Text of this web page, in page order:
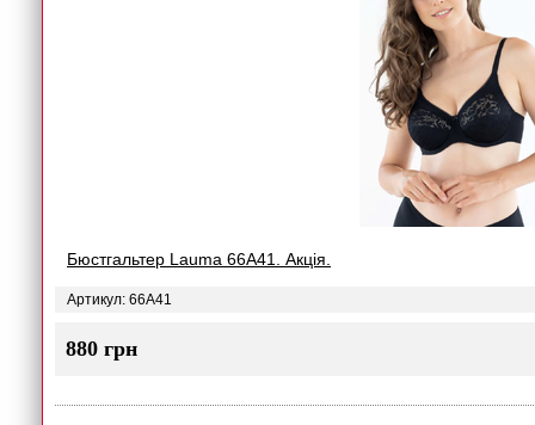
Бюстгальтер Lauma 66A41. Акція.
Артикул: 66A41
880 грн